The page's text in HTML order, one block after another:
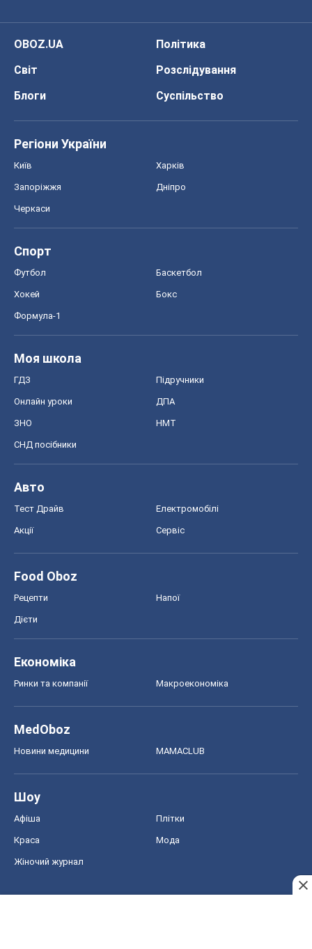
OBOZ.UA
Політика
Світ
Розслідування
Блоги
Суспільство
Регіони України
Київ Харків
Запоріжжя Дніпро
Черкаси
Спорт
Футбол Баскетбол
Хокей Бокс
Формула-1
Моя школа
ГДЗ Підручники
Онлайн уроки ДПА
ЗНО НМТ
СНД посібники
Авто
Тест Драйв Електромобілі
Акції Сервіс
Food Oboz
Рецепти Напої
Дієти
Економіка
Ринки та компанії Макроекономіка
MedOboz
Новини медицини MAMACLUB
Шоу
Афіша Плітки
Краса Мода
Жіночий журнал